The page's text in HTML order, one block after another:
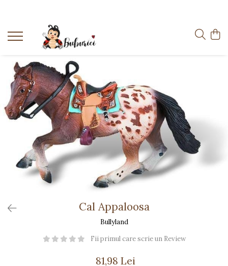
Categorii
Interactive
Construcții
Accesorii
Exterior
Bucătărie
Pluș
Diverse
Cal Appaloosa
Bullyland
Fii primul care scrie un Review
81,98 Lei